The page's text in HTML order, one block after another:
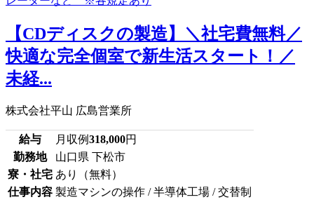
【CDディスクの製造】＼社宅費無料／
快適な完全個室で新生活スタート！／
未経...
株式会社平山 広島営業所
給与 月収例318,000円
勤務地
山口県 下松市
寮・社宅 あり（無料）
仕事内容 製造マシンの操作 / 半導体工場 / 交替制